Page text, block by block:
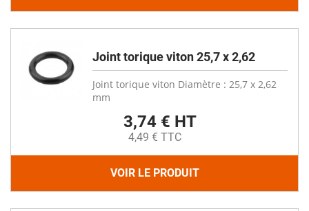
Joint torique viton 25,7 x 2,62
Joint torique viton Diamètre : 25,7 x 2,62
mm
3,74 € HT
4,49 € TTC
VOIR LE PRODUIT